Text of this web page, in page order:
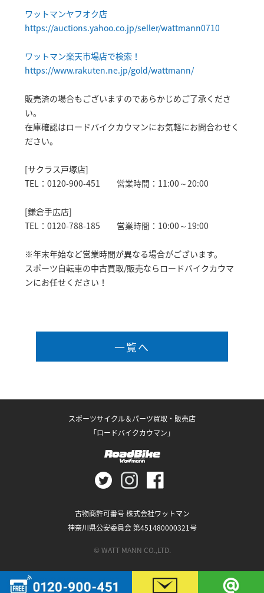
ワットマンヤフオク店
https://auctions.yahoo.co.jp/seller/wattmann0710
ワットマン楽天市場店で検索！
https://www.rakuten.ne.jp/gold/wattmann/
販売済の場合もございますのであらかじめご了承くださ
い。
在庫確認はロードバイクカウマンにお気軽にお問合わせく
ださい。
[サクラス戸塚店]
TEL：0120-900-451 営業時間：11:00～20:00
[鎌倉手広店]
TEL：0120-788-185 営業時間：10:00～19:00
※年末年始など営業時間が異なる場合がございます。
スポーツ自転車の中古買取/販売ならロードバイクカウマ
ンにお任せください！
一覧へ
スポーツサイクル＆パーツ買取・販売店
「ロードバイクカウマン」
古物商許可番号 株式会社ワットマン
神奈川県公安委員会 第451480000321号
© WATT MANN CO.,LTD.